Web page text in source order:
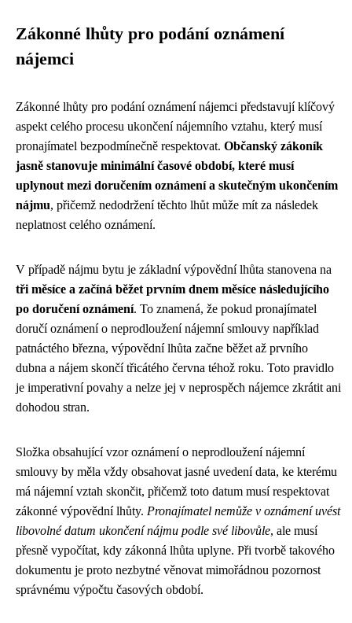
Zákonné lhůty pro podání oznámení
nájemci
Zákonné lhůty pro podání oznámení nájemci představují klíčový
aspekt celého procesu ukončení nájemního vztahu, který musí
pronajímatel bezpodmínečně respektovat. Občanský zákoník
jasně stanovuje minimální časové období, které musí
uplynout mezi doručením oznámení a skutečným ukončením
nájmu, přičemž nedodržení těchto lhůt může mít za následek
neplatnost celého oznámení.
V případě nájmu bytu je základní výpovědní lhůta stanovena na
tři měsíce a začíná běžet prvním dnem měsíce následujícího
po doručení oznámení. To znamená, že pokud pronajímatel
doručí oznámení o neprodloužení nájemní smlouvy například
patnáctého března, výpovědní lhůta začne běžet až prvního
dubna a nájem skončí třicátého června téhož roku. Toto pravidlo
je imperativní povahy a nelze jej v neprospěch nájemce zkrátit ani
dohodou stran.
Složka obsahující vzor oznámení o neprodloužení nájemní
smlouvy by měla vždy obsahovat jasné uvedení data, ke kterému
má nájemní vztah skončit, přičemž toto datum musí respektovat
zákonné výpovědní lhůty. Pronajímatel nemůže v oznámení uvést
libovolné datum ukončení nájmu podle své libovůle, ale musí
přesně vypočítat, kdy zákonná lhůta uplyne. Při tvorbě takového
dokumentu je proto nezbytné věnovat mimořádnou pozornost
správnému výpočtu časových období.